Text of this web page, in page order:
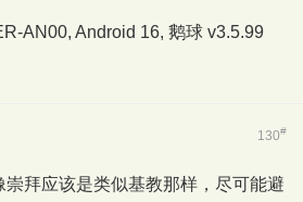
AN00, Android 16, 鹅球 v3.5.99
130#
拜应该是类似基教那样，尽可能避